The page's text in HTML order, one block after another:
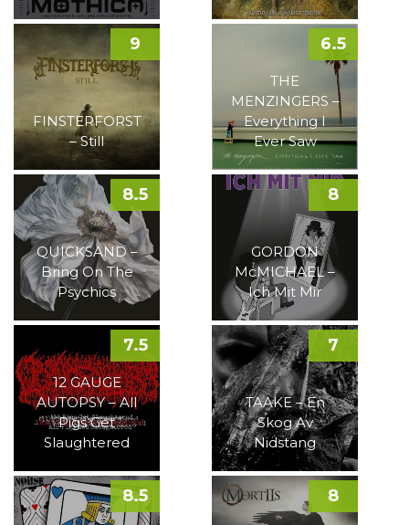
FINSTERFORST
– Still
9
THE
MENZINGERS –
Everything I
Ever Saw
6.5
QUICKSAND –
Bring On The
Psychics
8.5
GORDON
McMICHAEL –
Ich Mit Mir
8
12 GAUGE
AUTOPSY – All
Pigs Get
Slaughtered
7.5
TAAKE – En
Skog Av
Nidstang
7
8.5 8